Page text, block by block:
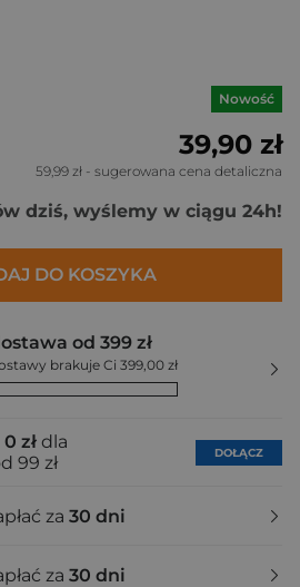
Nowość
39,90 zł
59,99 zł - sugerowana cena detaliczna
dziś, wyślemy w ciągu 24h!
DO KOSZYKA
od 399 zł
brakuje Ci 399,00 zł
zł dla
99 zł
DOŁĄCZ
za 30 dni
za 30 dni